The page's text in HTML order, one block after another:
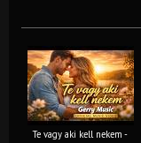
Te vagy aki kell nekem -